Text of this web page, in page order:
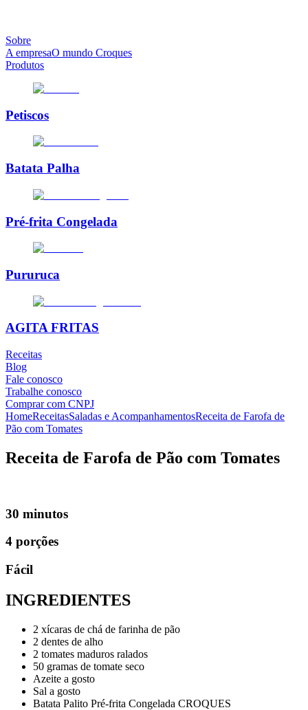
Sobre
A empresaO mundo Croques
Produtos
Petiscos
Batata Palha
Pré-frita Congelada
Pururuca
AGITA FRITAS
Receitas
Blog
Fale conosco
Trabalhe conosco
Comprar com CNPJ
HomeReceitasSaladas e AcompanhamentosReceita de Farofa de
Pão com Tomates
Receita de Farofa de Pão com Tomates
30 minutos
4 porções
Fácil
INGREDIENTES
2 xícaras de chá de farinha de pão
2 dentes de alho
2 tomates maduros ralados
50 gramas de tomate seco
Azeite a gosto
Sal a gosto
Batata Palito Pré-frita Congelada CROQUES